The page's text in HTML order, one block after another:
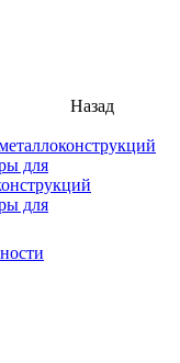
Назад
для
для